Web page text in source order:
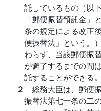
託しているもの（以
「郵便振替預託金」
条の規定による改正
便振替法」という。
わらず、当該郵便振
が満了するまでの間
託することができる。
２ 総務大臣は、郵便
振替法第七十条の二